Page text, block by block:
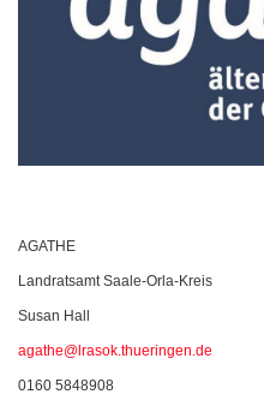
AGATHE
Landratsamt Saale-Orla-Kreis
Susan Hall
agathe@lrasok.thueringen.de
0160 5848908